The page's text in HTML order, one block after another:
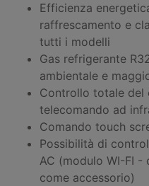
Efficienza
raffrescamento e
tutti i modelli
Gas refrigerante
ambientale e
Controllo totale del
telecomando ad
Comando touch
Possibilità di
AC (modulo WI-FI -
come accessorio)